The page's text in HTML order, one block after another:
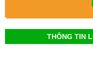
THÔNG TIN